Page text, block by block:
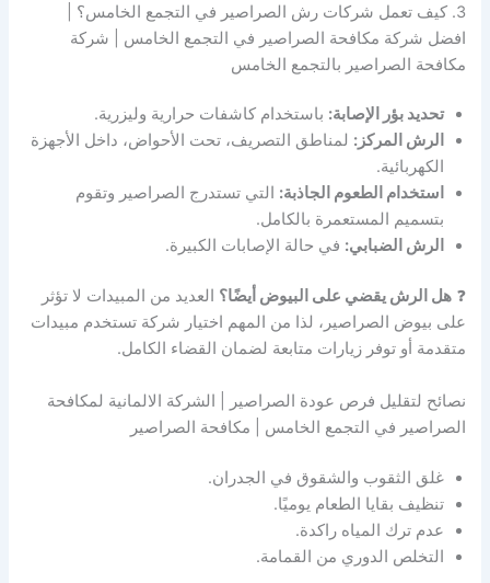
3. كيف تعمل شركات رش الصراصير في التجمع الخامس؟ |
افضل شركة مكافحة الصراصير في التجمع الخامس | شركة
مكافحة الصراصير بالتجمع الخامس
تحديد بؤر الإصابة: باستخدام كاشفات حرارية وليزرية.
الرش المركز: لمناطق التصريف، تحت الأحواض، داخل الأجهزة
الكهربائية.
استخدام الطعوم الجاذبة: التي تستدرج الصراصير وتقوم
بتسميم المستعمرة بالكامل.
الرش الضبابي: في حالة الإصابات الكبيرة.
❓هل الرش يقضي على البيوض أيضًا؟ العديد من المبيدات لا تؤثر
على بيوض الصراصير، لذا من المهم اختيار شركة تستخدم مبيدات
متقدمة أو توفر زيارات متابعة لضمان القضاء الكامل.
نصائح لتقليل فرص عودة الصراصير | الشركة الالمانية لمكافحة
الصراصير في التجمع الخامس | مكافحة الصراصير
غلق الثقوب والشقوق في الجدران.
تنظيف بقايا الطعام يوميًا.
عدم ترك المياه راكدة.
التخلص الدوري من القمامة.